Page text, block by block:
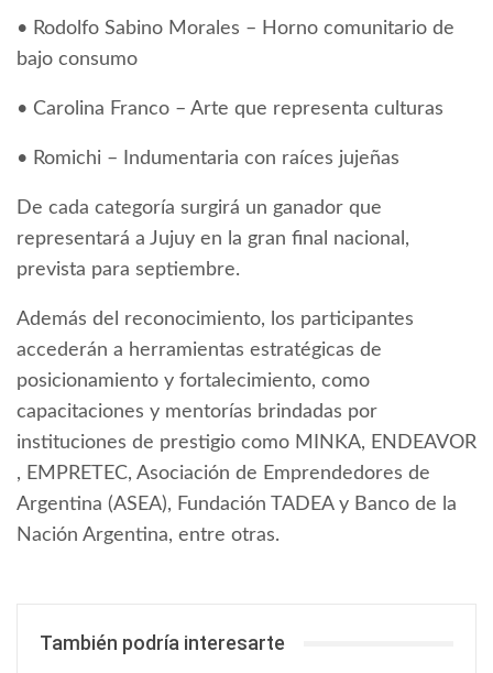
• Rodolfo Sabino Morales – Horno comunitario de
bajo consumo
• Carolina Franco – Arte que representa culturas
• Romichi – Indumentaria con raíces jujeñas
De cada categoría surgirá un ganador que
representará a Jujuy en la gran final nacional,
prevista para septiembre.
Además del reconocimiento, los participantes
accederán a herramientas estratégicas de
posicionamiento y fortalecimiento, como
capacitaciones y mentorías brindadas por
instituciones de prestigio como MINKA, ENDEAVOR
, EMPRETEC, Asociación de Emprendedores de
Argentina (ASEA), Fundación TADEA y Banco de la
Nación Argentina, entre otras.
También podría interesarte